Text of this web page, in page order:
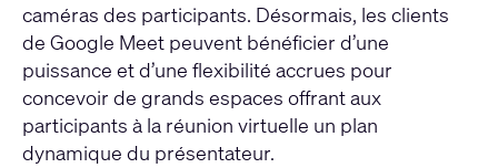
caméras des participants. Désormais, les clients
de Google Meet peuvent bénéficier d’une
puissance et d’une flexibilité accrues pour
concevoir de grands espaces offrant aux
participants à la réunion virtuelle un plan
dynamique du présentateur.